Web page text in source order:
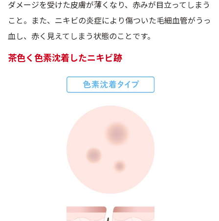
ダメージを受けた皮膚が薄くなり、赤みが目立ってしまう
こと。また、ニキビの炎症により傷ついた毛細血管がうっ
血し、赤く見えてしまう状態のことです。
茶色く色素沈着したニキビ跡